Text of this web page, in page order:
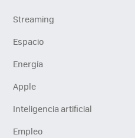
Streaming
Espacio
Energía
Apple
Inteligencia artificial
Empleo